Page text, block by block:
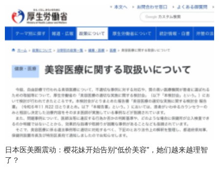
日本医美圈震动：樱花妹开始告别“低价美容”，她们越来越理智
了？